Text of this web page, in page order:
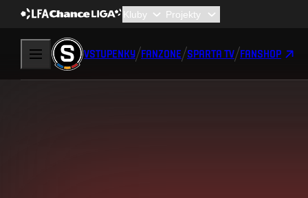
VSTUPENKY FANZONE SPARTA TV FANSHOP